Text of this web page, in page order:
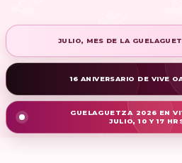
JULIO, MES DE LA
16 ANIVERSARIO DE VIVE
GUELAGUETZA 2026 EN
JULIO, 10 Y 17